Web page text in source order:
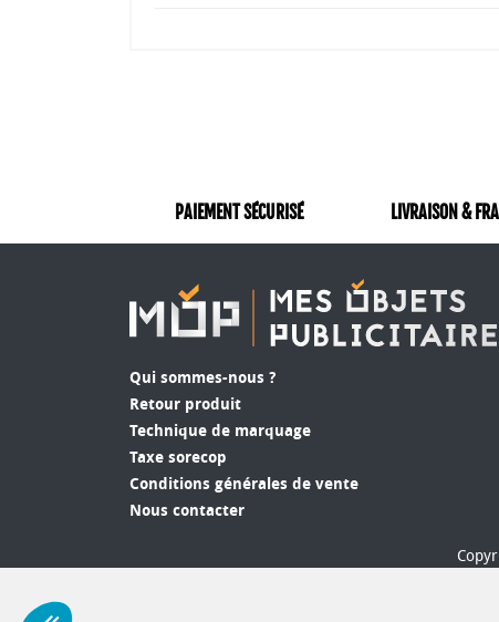
PAIEMENT SÉCURISÉ LIVRAISON &
Qui sommes-nous ?
Retour produit
Technique de marquage
Taxe sorecop
Conditions générales de vente
Nous contacter